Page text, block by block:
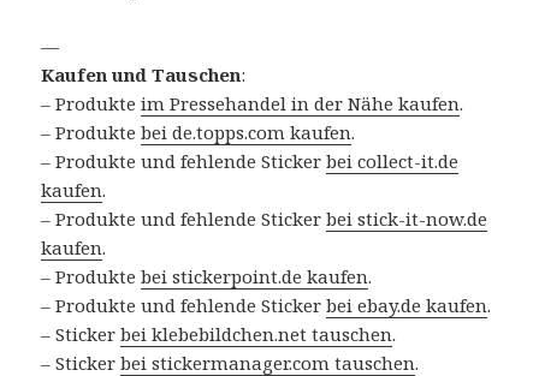
—
Kaufen und Tauschen:
– Produkteim Pressehandel in der Nähe kaufen.
– Produktebei de.topps.com kaufen.
– Produkte und fehlende Stickerbei collect-it.de
kaufen.
– Produkte und fehlende Stickerbei stick-it-now.de
kaufen.
– Produktebei stickerpoint.de kaufen.
– Produkte und fehlende Stickerbei ebay.de kaufen.
– Stickerbei klebebildchen.net tauschen.
– Stickerbei stickermanager.com tauschen.